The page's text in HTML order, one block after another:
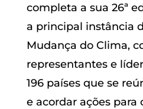
completa a sua 26ª
a principal instância
Mudança do Clima,
representantes e
196 países que se
e acordar ações